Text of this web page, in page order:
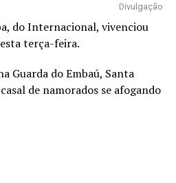
Divulgação
do Internacional, vivenciou
terça-feira.
Guarda do Embaú, Santa
de namorados se afogando